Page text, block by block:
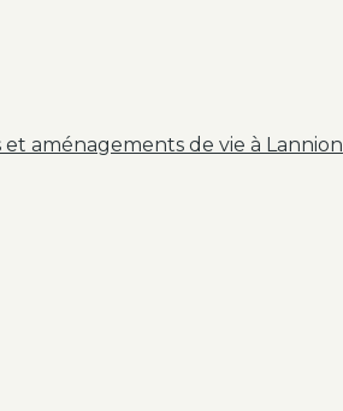
et aménagements de vie à Lannion